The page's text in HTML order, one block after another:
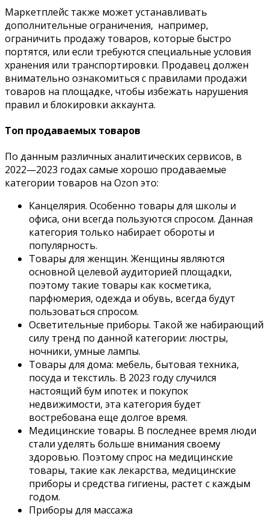
Маркетплейс также может устанавливать
дополнительные ограничения, например,
ограничить продажу товаров, которые быстро
портятся, или если требуются специальные условия
хранения или транспортировки. Продавец должен
внимательно ознакомиться с правилами продажи
товаров на площадке, чтобы избежать нарушения
правил и блокировки аккаунта.
Топ продаваемых товаров
По данным различных аналитических сервисов, в
2022—2023 годах самые хорошо продаваемые
категории товаров на Ozon это:
Канцелярия. Особенно товары для школы и
офиса, они всегда пользуются спросом. Данная
категория только набирает обороты и
популярность.
Товары для женщин. Женщины являются
основной целевой аудиторией площадки,
поэтому такие товары как косметика,
парфюмерия, одежда и обувь, всегда будут
пользоваться спросом.
Осветительные приборы. Такой же набирающий
силу тренд по данной категории: люстры,
ночники, умные лампы.
Товары для дома: мебель, бытовая техника,
посуда и текстиль. В 2023 году случился
настоящий бум ипотек и покупок
недвижимости, эта категория будет
востребована еще долгое время.
Медицинские товары. В последнее время люди
стали уделять больше внимания своему
здоровью. Поэтому спрос на медицинские
товары, такие как лекарства, медицинские
приборы и средства гигиены, растет с каждым
годом.
Приборы для массажа